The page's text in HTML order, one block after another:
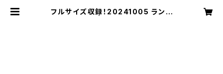
フルサイズ収録！20241005 ランド